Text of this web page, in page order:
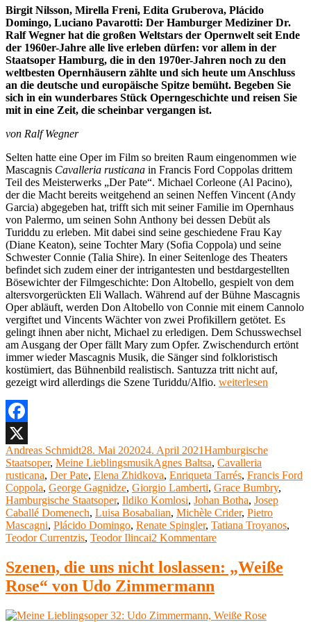
X
Birgit Nilsson, Mirella Freni, Edita Gruberova, Plácido
Domingo, Luciano Pavarotti: Der Hamburger Mediziner Dr.
Ralf Wegner hat die großen Weltstars der Opernwelt seit Ende
der 1960er-Jahre alle live erleben dürfen: vor allem in der
Staatsoper Hamburg, die in den 1970er-Jahren noch zu den
weltbesten Opernhäusern zählte und sich heute um Anschluss
an die deutsche und europäische Spitze bemüht. Begeben Sie
sich in ein wunderbares Stück Operngeschichte und reisen Sie
mit in eine Zeit, die scheinbar vergangen ist.
von Ralf Wegner
Selten hatte eine Oper im Film so breiten Raum eingenommen wie
Mascagnis Cavalleria rusticana in Francis Ford Coppolas drittem
Teil des Meisterwerks „Der Pate“. Michael Corleone (Al Pacino),
der die Macht bereits weitgehend an seinen Neffen Vincent (Andy
Garcia) abgegeben hat, trifft sich mit seiner Familie im Opernhaus
von Palermo, um seinen Sohn Anthony bei dessen Debüt als
Turiddu zu erleben. Mit dabei sind seine geschiedene Frau Kay
(Diane Keaton), seine Tochter Mary (Sofia Coppola) und seine
Schwester Connie (Talia Shire). In einer Seitenloge des Theaters
befindet sich zudem einer der intrigantesten und bestdargestellten
Bösewichter der Filmgeschichte: Don Altobello, gespielt von dem
altersvorgerückten Eli Wallach. Während auf der Bühne Mascagnis
Oper abläuft, werden Don Altobello von Connie mit einem Cannolo
vergiftet und Vincents Wächter von zwei Profikillern getötet. Es
gelingt ihnen aber nicht, Michael zu erledigen. Dem Schusswechsel
am Ausgang der Oper fällt Mary zum Opfer. Zwischendurch ertönt
immer wieder Mascagnis Musik, die Sänger sind folkloristisch
kostümiert, das Bühnenbild realistisch. Santuzza tritt nicht auf,
gezeigt wird allerdings die Szene Turiddu/Alfio. „Meine
von
Pietro
Mascagni“
weiterlesen
Facebook
X
Autor
Andreas SchmidtVeröffentlicht
am
28. Mai 202024. April 2021Kategorien
Hamburgische
Staatsoper, Meine LieblingsmusikSchlagwörter
Agnes Baltsa, Cavalleria
rusticana, Der Pate, Elena Zhidkova, Enriqueta Tarrés, Francis Ford
Coppola, George Gagnidze, Giorgio Lamberti, Grace Bumbry,
Hamburgische Staatsoper, Ildiko Komlosi, Johan Botha, Josep
Caballé Domenech, Luisa Bosabalian, Michèle Crider, Pietro
Mascagni, Plácido Domingo, Renate Spingler, Tatiana Troyanos,
Teodor Currentzis, Teodor Ilincai2 Kommentarezu
Lieblingsoper
(33):
von
Szenen, die uns nicht loslassen: „Weiße
Rose“ von Udo Zimmermann